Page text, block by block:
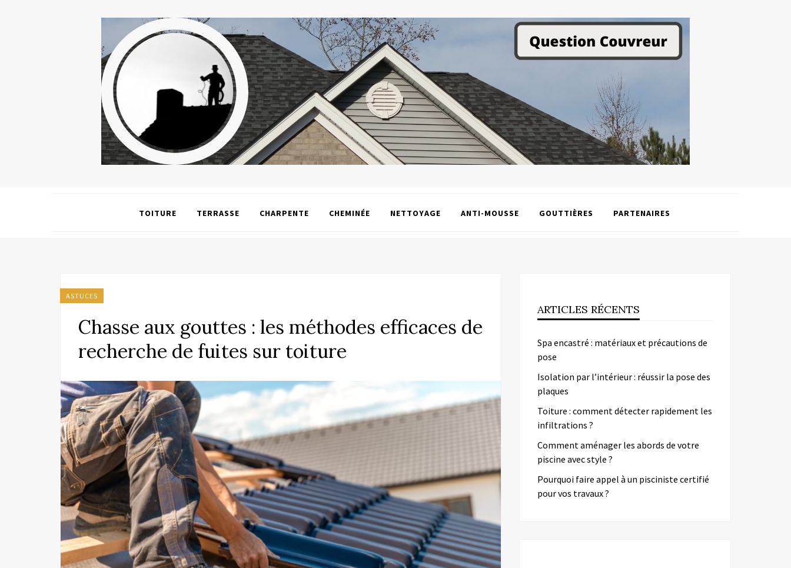
TOITURE TERRASSE CHARPENTE CHEMINÉE NETTOYAGE ANTI-MOUSSE GOUTTIÈRES PARTENAIRES
ASTUCES
Chasse aux gouttes : les méthodes efficaces de
recherche de fuites sur toiture
ARTICLES RÉCENTS
Spa encastré : matériaux et précautions de
pose
Isolation par l’intérieur : réussir la pose des
plaques
Toiture : comment détecter rapidement les
infiltrations ?
Comment aménager les abords de votre
piscine avec style ?
Pourquoi faire appel à un pisciniste certifié
pour vos travaux ?